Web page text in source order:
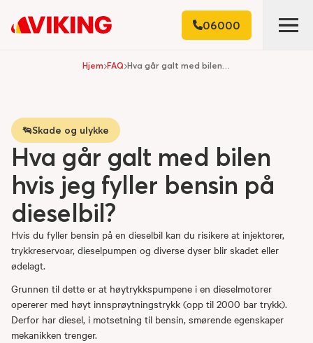
06000
Hjem FAQ Hva går galt med bilen hvis jeg fyller bensin på dieselbil?
Skade og ulykke
Hva går galt med bilen
hvis jeg fyller bensin på
dieselbil?
Hvis du fyller bensin på en dieselbil kan du risikere at injektorer,
trykkreservoar, dieselpumpen og diverse dyser blir skadet eller
ødelagt.
Grunnen til dette er at høytrykkspumpene i en dieselmotorer
opererer med høyt innsprøytningstrykk (opp til 2000 bar trykk).
Derfor har diesel, i motsetning til bensin, smørende egenskaper
mekanikken trenger.